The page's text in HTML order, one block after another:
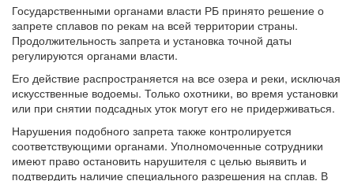
Государственными органами власти РБ принято решение о
запрете сплавов по рекам на всей территории страны.
Продолжительность запрета и установка точной даты
регулируются органами власти.
Его действие распространяется на все озера и реки, исключая
искусственные водоемы. Только охотники, во время установки
или при снятии подсадных уток могут его не придерживаться.
Нарушения подобного запрета также контролируется
соответствующими органами. Уполномоченные сотрудники
имеют право остановить нарушителя с целью выявить и
подтвердить наличие специального разрешения на сплав. В